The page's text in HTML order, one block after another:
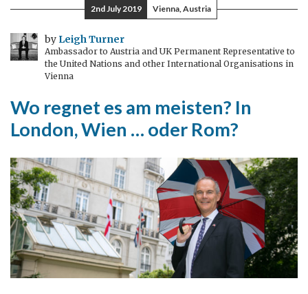
Wien
–
ein
Juli
Termine
2nd July 2019 Vienna, Austria
by Leigh Turner
Ambassador to Austria and UK Permanent Representative to
the United Nations and other International Organisations in
Vienna
Wo regnet es am meisten? In
London, Wien … oder Rom?